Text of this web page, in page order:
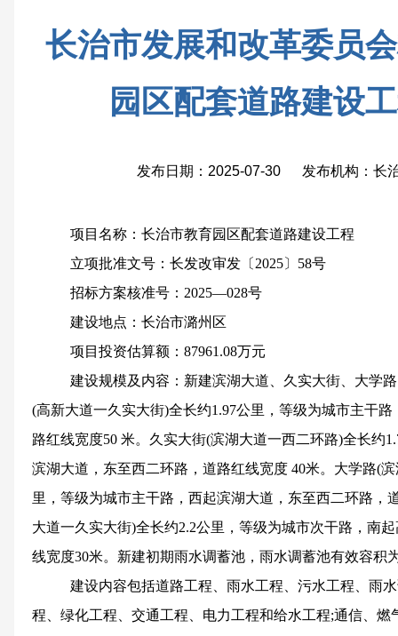
长治市发展和改革委员
园区配套道路建设
发布日期：2025-07-30 发布机构：长
项目名称： 长治市教育园区配套道路建设工程
立项批准文号：长发改审发〔2025〕58号
招标方案核准号：2025—028号
建设地点： 长治市潞州区
项目投资估算额： 87961.08万元
建设规模及内容： 新建滨湖大道、久实大街、大学
(高新大道一久实大街)全长约1.97公里，等级为城市主干
路红线宽度50 米。久实大街(滨湖大道一西二环路)全长约
滨湖大道，东至西二环路，道路红线宽度 40米。大学路(
里，等级为城市主干路，西起滨湖大道，东至西二环路，
大道一久实大街)全长约2.2公里，等级为城市次干路，南
线宽度30米。新建初期雨水调蓄池，雨水调蓄池有效容积
建设内容包括道路工程、雨水工程、污水工程、雨
程、绿化工程、交通工程、电力工程和给水工程;通信、